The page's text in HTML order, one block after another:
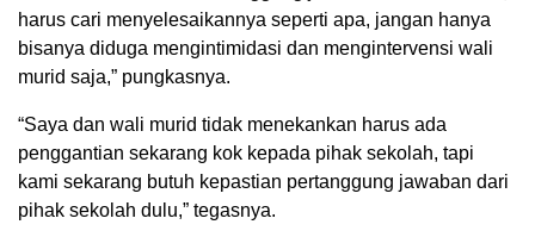
harus cari menyelesaikannya seperti apa, jangan hanya
bisanya diduga mengintimidasi dan mengintervensi wali
murid saja,” pungkasnya.
“Saya dan wali murid tidak menekankan harus ada
penggantian sekarang kok kepada pihak sekolah, tapi
kami sekarang butuh kepastian pertanggung jawaban dari
pihak sekolah dulu,” tegasnya.